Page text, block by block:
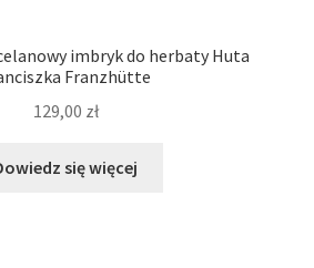
imbryk do herbaty Huta
Franzhütte
129,00 zł
się więcej